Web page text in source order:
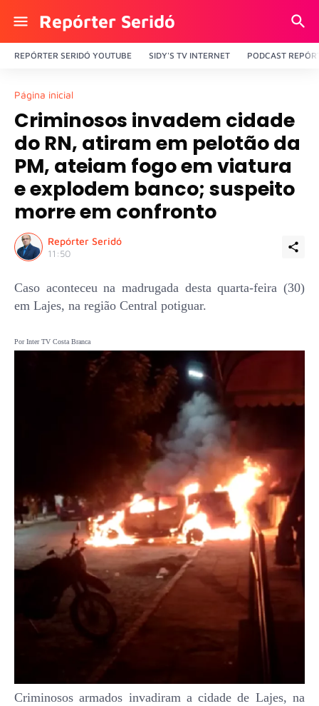
Repórter Seridó
REPÓRTER SERIDÓ YOUTUBE SIDY'S TV INTERNET PODCAST
Página inicial
Criminosos invadem cidade
do RN, atiram em pelotão da
PM, ateiam fogo em viatura
e explodem banco; suspeito
morre em confronto
Repórter Seridó
11:50
Caso aconteceu na madrugada desta quarta-feira (30)
em Lajes, na região Central potiguar.
Por Inter TV Costa Branca
Criminosos armados invadiram a cidade de Lajes, na